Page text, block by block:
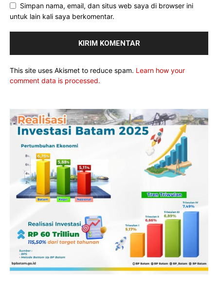
Simpan nama, email, dan situs web saya di browser ini
untuk lain kali saya berkomentar.
This site uses Akismet to reduce spam. Learn how your
comment data is processed.